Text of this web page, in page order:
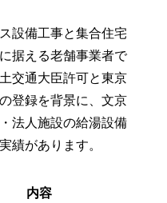
設備工事と集合住宅
据える老舗事業者で
交通大臣許可と東京
登録を背景に、文京
法人施設の給湯設備
績があります。
内容